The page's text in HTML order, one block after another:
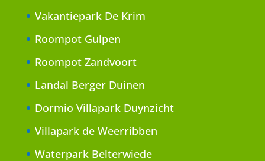
Vakantiepark De Krim
Roompot Gulpen
Roompot Zandvoort
Landal Berger Duinen
Dormio Villapark Duynzicht
Villapark de Weerribben
Waterpark Belterwiede